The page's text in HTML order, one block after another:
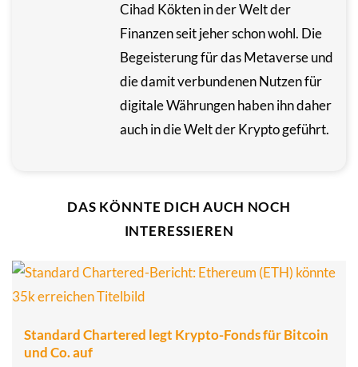
Cihad Kökten in der Welt der
Finanzen seit jeher schon wohl. Die
Begeisterung für das Metaverse und
die damit verbundenen Nutzen für
digitale Währungen haben ihn daher
auch in die Welt der Krypto geführt.
DAS KÖNNTE DICH AUCH NOCH
INTERESSIEREN
Standard Chartered legt Krypto-Fonds für Bitcoin
und Co. auf